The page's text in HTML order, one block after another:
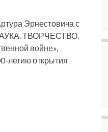
Эрнестовича с
ТВОРЧЕСТВО.
войне»,
летию открытия